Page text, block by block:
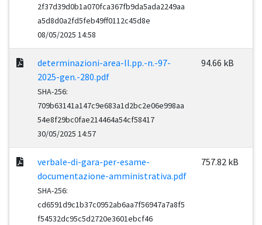
2f37d39d0b1a070fca367fb9da5ada2249aa
a5d8d0a2fd5feb49ff0112c45d8e
08/05/2025 14:58
determinazioni-area-ll.pp.-n.-97-
2025-gen.-280.pdf
SHA-256:
709b63141a147c9e683a1d2bc2e06e998aa
54e8f29bc0fae214464a54cf58417
30/05/2025 14:57
94.66 kB
verbale-di-gara-per-esame-
documentazione-amministrativa.pdf
SHA-256:
cd6591d9c1b37c0952ab6aa7f56947a7a8f5
f54532dc95c5d2720e3601ebcf46
757.82 kB